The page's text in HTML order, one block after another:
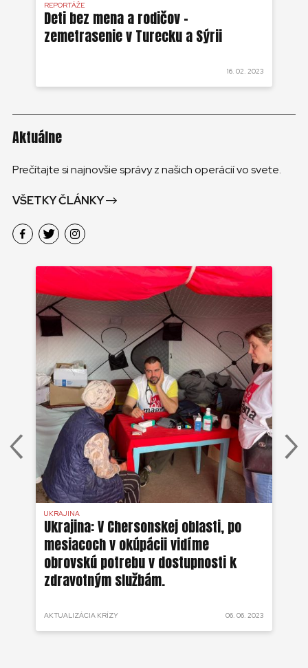
REPORTÁŽE
Deti bez mena a rodičov –
zemetrasenie v Turecku a Sýrii
16. 02. 2023
Aktuálne
Prečítajte si najnovšie správy z našich operácií vo svete.
VŠETKY ČLÁNKY
UKRAJINA
Ukrajina: V Chersonskej oblasti, po
mesiacoch v okúpácii vidíme
obrovskú potrebu v dostupnosti k
zdravotným službám.
AKTUALIZÁCIA KRÍZY 06. 06. 2023